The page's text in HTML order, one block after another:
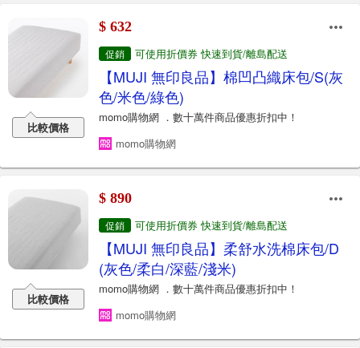
比較價格
$ 632
促銷 可使用折價券 快速到貨/離島配送
【MUJI 無印良品】棉凹凸織床包/S(灰
色/米色/綠色)
momo購物網 ．數十萬件商品優惠折扣中！
momo購物網
比較價格
$ 890
促銷 可使用折價券 快速到貨/離島配送
【MUJI 無印良品】柔舒水洗棉床包/D
(灰色/柔白/深藍/淺米)
momo購物網 ．數十萬件商品優惠折扣中！
momo購物網